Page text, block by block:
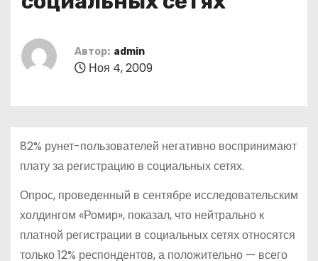
Автор: admin
Ноя 4, 2009
82% рунет-пользователей негативно воспринимают
плату за регистрацию в социальных сетях.
Опрос, проведенный в сентябре исследовательским
холдингом «Ромир», показал, что нейтрально к
платной регистрации в социальных сетях относятся
только 12% респондентов, а положительно — всего